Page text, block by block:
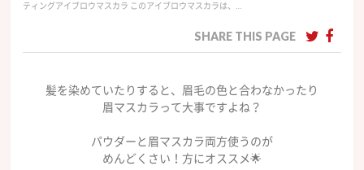
ティングアイブロウマスカラ このアイブロウマスカラは、…
SHARE THIS PAGE
髪を染めていたりすると、眉毛の色と合わなかったり
眉マスカラって大事ですよね？
パウダーと眉マスカラ両方使うのが
めんどくさい！方にオススメ🌟